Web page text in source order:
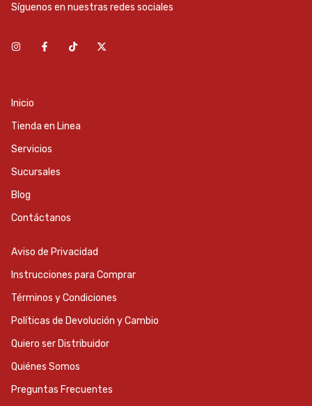
Síguenos en nuestras redes sociales
Inicio
Tienda en Linea
Servicios
Sucursales
Blog
Contáctanos
Aviso de Privacidad
Instrucciones para Comprar
Términos y Condiciones
Políticas de Devolución y Cambio
Quiero ser Distribuidor
Quiénes Somos
Preguntas Frecuentes